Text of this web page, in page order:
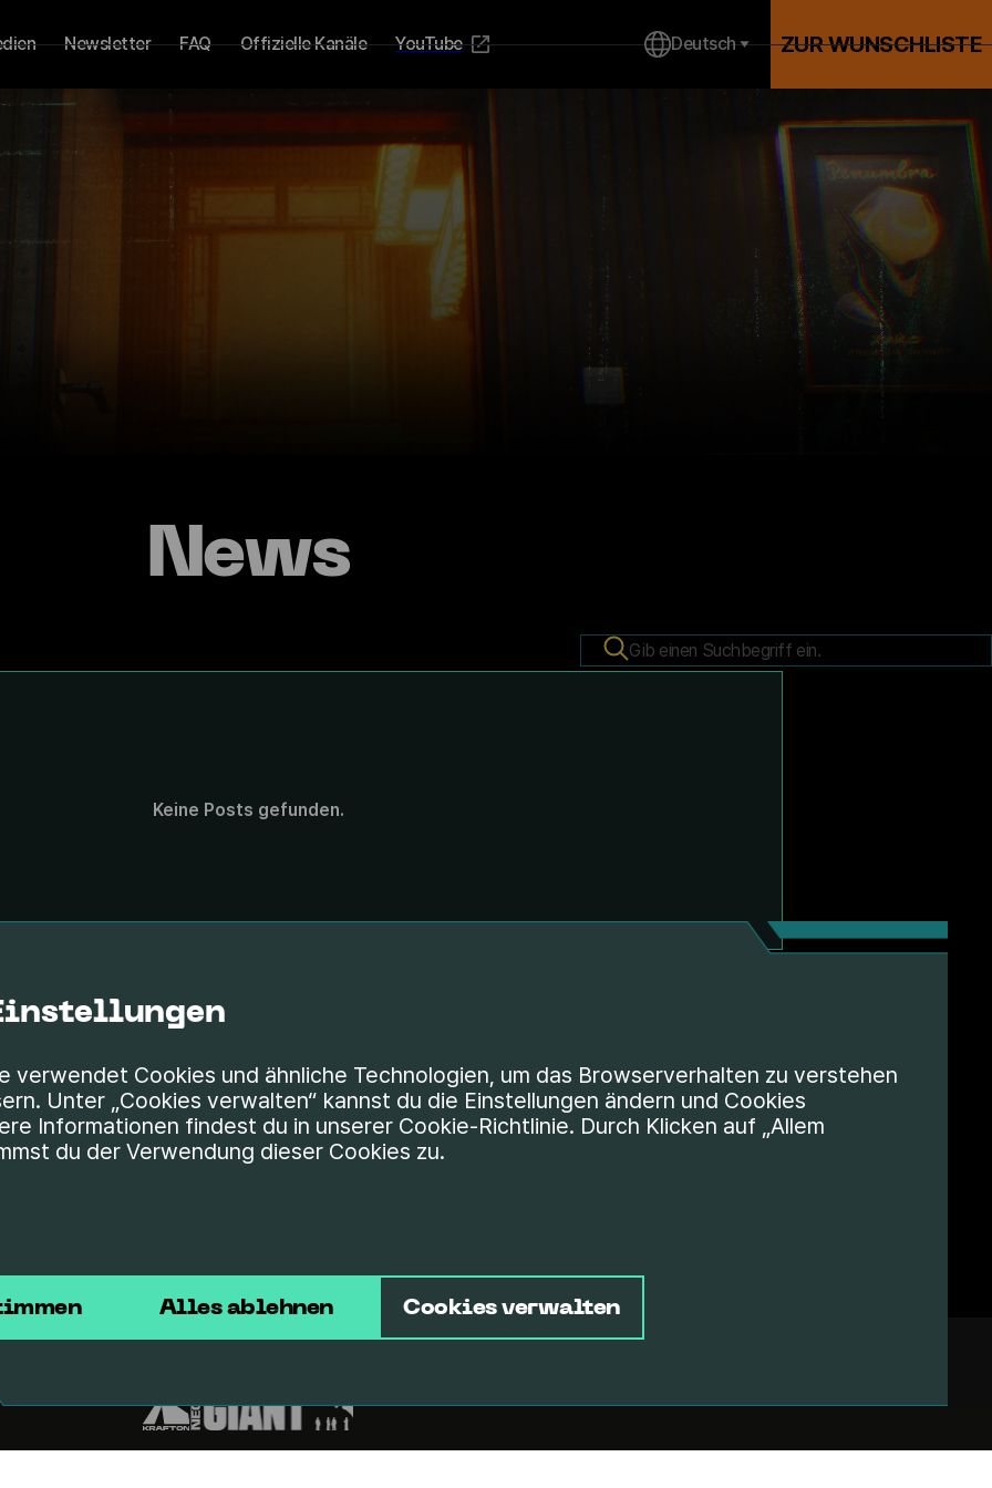
Newsletter FAQ Offizielle Kanäle YouTube Deutsch ZUR WUNSCHLISTE
News
Keine Posts gefunden.
verwendet Cookies und ähnliche Technologien, um das Browserverhalten zu verstehen
Unter „Cookies verwalten“ kannst du die Einstellungen ändern und Cookies
Informationen findest du in unserer Cookie-Richtlinie. Durch Klicken auf „Allem
du der Verwendung dieser Cookies zu.
Alles ablehnen Cookies verwalten